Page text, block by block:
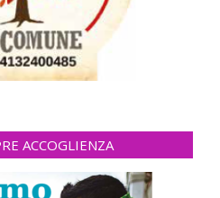
ACCOGLIENZA